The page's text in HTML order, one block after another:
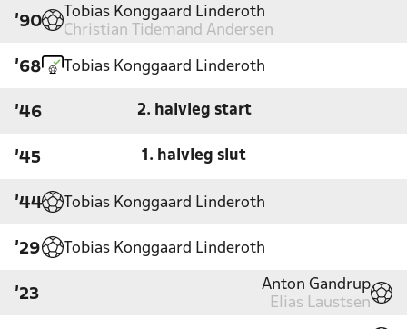
'90
Tobias Konggaard Linderoth
Christian Tidemand Andersen
'68 Tobias Konggaard Linderoth
'46 2. halvleg start
'45 1. halvleg slut
'44 Tobias Konggaard Linderoth
'29 Tobias Konggaard Linderoth
'23
Anton Gandrup
Elias Laustsen